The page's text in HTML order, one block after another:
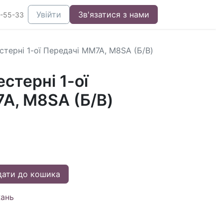
55-33 Увійти Зв'язатися з нами
1-ої Передачі MM7A, M8SA (Б/В)
1-ої
M8SA (Б/В)
до кошика